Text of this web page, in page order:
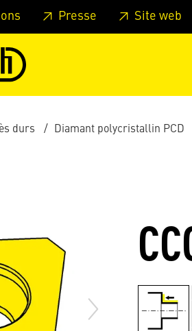
de la page Passer au pied de page
Presse Site web
durs Diamant polycristallin PCD